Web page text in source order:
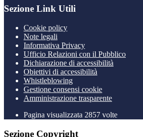
Sezione Link Utili
Cookie policy
Note legali
Informativa Privacy
Ufficio Relazioni con il Pubblico
Dichiarazione di accessibilità
Obiettivi di accessibilità
Whistleblowing
Gestione consensi cookie
Amministrazione trasparente
Pagina visualizzata 2857 volte
Sezione Copyright